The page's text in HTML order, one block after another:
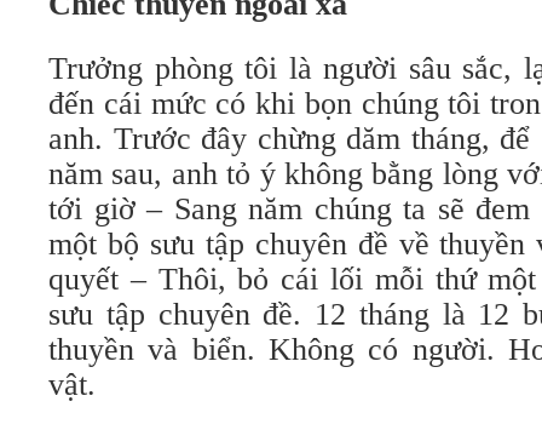
Trưởng phòng tôi là người sâu sắc,
đến cái mức có khi bọn chúng tôi
anh. Trước đây chừng dăm tháng,
năm sau, anh tỏ ý không bằng lòng
tới giờ – Sang năm chúng ta sẽ
một bộ sưu tập chuyên đề về
quyết – Thôi, bỏ cái lối mỗi thứ
sưu tập chuyên đề. 12 tháng là 12
thuyền và biển. Không có người.
vật.